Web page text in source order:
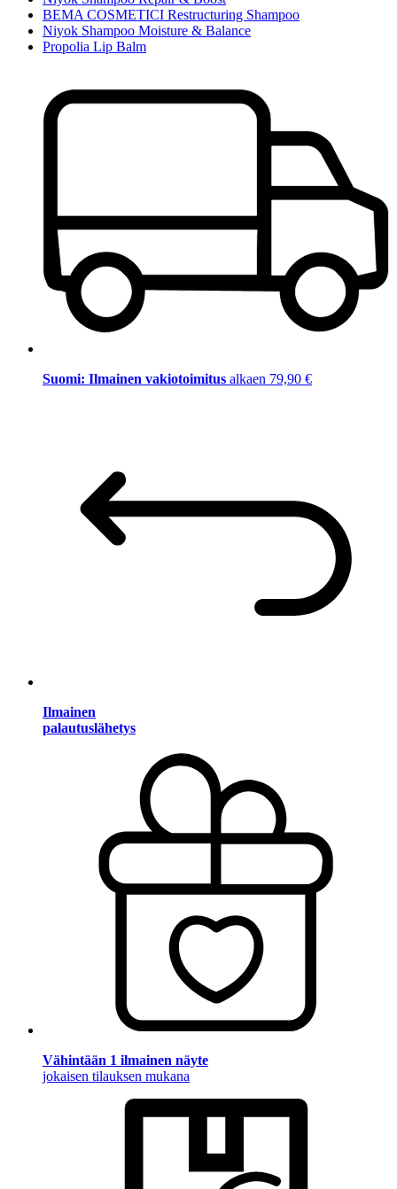
BEMA COSMETICI Restructuring Shampoo
Niyok Shampoo Moisture & Balance
Propolia Lip Balm
Suomi: Ilmainen vakiotoimitus alkaen 79,90 €
Ilmainen
palautuslähetys
Vähintään 1 ilmainen näyte
jokaisen tilauksen mukana